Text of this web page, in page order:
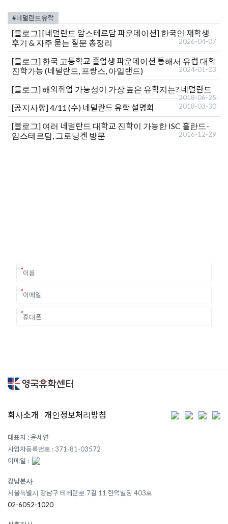
#네덜란드유학
[블로그][네덜란드 암스테르담 파운데이션] 한국인 재학생
후기 & 자주 묻는 질문 총정리
2026-04-07
[블로그] 한국 고등학교 졸업생 파운데이션 통해서 유럽 대학
진학가능 (네덜란드, 프랑스, 아일랜드)
2024-01-23
[블로그]해외취업 가능성이 가장 높은 유학지는? 네덜란드
2018-06-25
[공지사항]4/11 (수) 네덜란드 유학 설명회 2018-03-30
[블로그] 여러 네덜란드 대학교 진학이 가능한 ISC 홀란드-
암스테르담, 그로닝겐 방문
2016-12-29
회사소개 개인정보처리방침
대표자 : 윤세연
사업자등록번호 : 371-81-03572
이메일 :
강남본사
서울특별시 강남구 테헤란로 7길 11 한덕빌딩 403호
02-6052-1020